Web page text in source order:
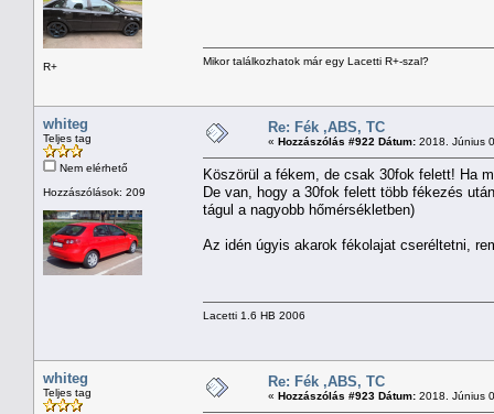
R+ Mikor találkozhatok már egy Lacetti R+-szal?
whiteg
Teljes tag
Nem elérhető
Hozzászólások: 209
Re: Fék ,ABS, TC
« Hozzászólás #922 Dátum: 2018. Június
Köszörül a fékem, de csak 30fok felett! Ha
De van, hogy a 30fok felett több fékezés
tágul a nagyobb hőmérsékletben)
Az idén úgyis akarok fékolajat cseréltetni,
Lacetti 1.6 HB 2006
whiteg
Teljes tag
Re: Fék ,ABS, TC
« Hozzászólás #923 Dátum: 2018. Június